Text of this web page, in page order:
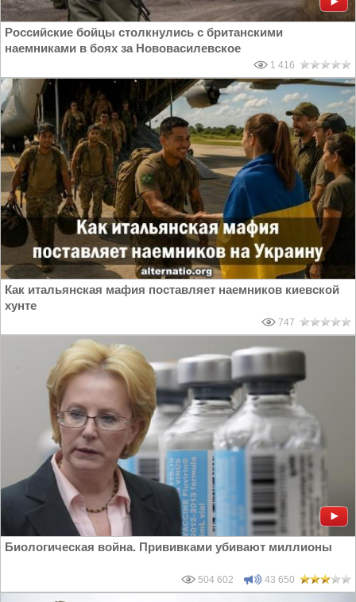
Российские бойцы столкнулись с британскими
наемниками в боях за Нововасилевское
1 416
Как итальянская мафия поставляет наемников киевской
хунте
747
Биологическая война. Прививками убивают миллионы
504 602 43 650